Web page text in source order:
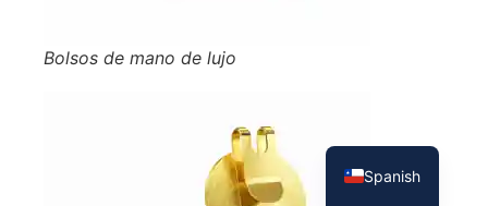
Bolsos de mano de lujo
Spanish